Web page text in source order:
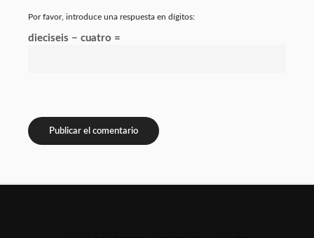
Por favor, introduce una respuesta en dígitos:
dieciseis − cuatro =